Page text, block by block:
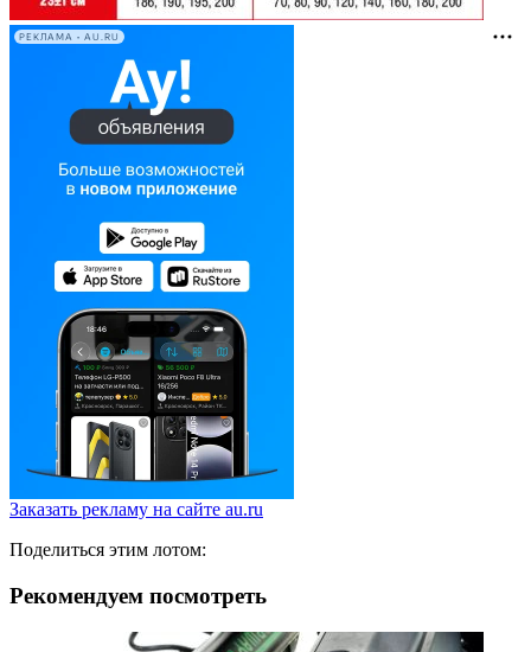
РЕКЛАМА • AU.RU
Заказать рекламу на сайте au.ru
Поделиться этим лотом:
Рекомендуем посмотреть